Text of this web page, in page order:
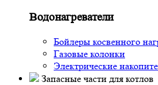
Водонагреватели
Бойлеры косвенного
Газовые колонки
Электрические
Запасные части для котлов